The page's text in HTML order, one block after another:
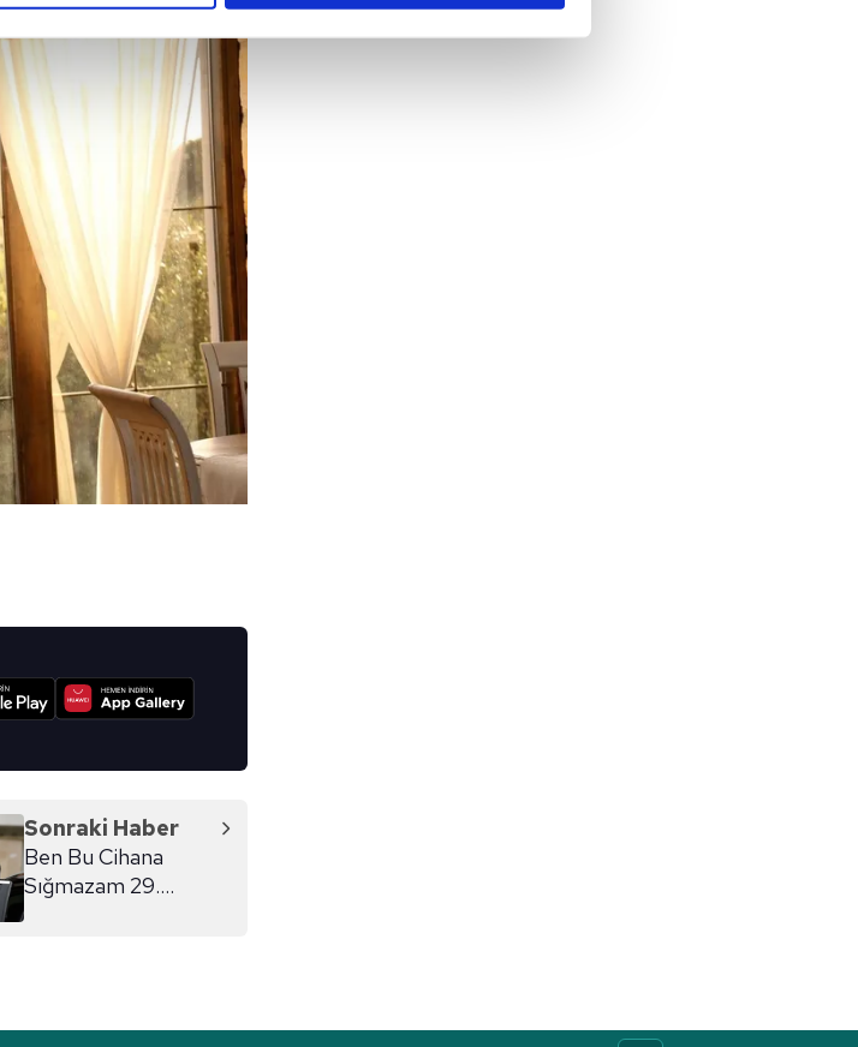
kullanıcılara hedefli reklamlar gösterilmeyecektir."
kendimize ve üçüncü kişilere ait çerezler kullanılmaktadır. Bu
gerekli olan çerezler bilgi toplumu hizmetlerinin sunulması
kılınması ve kişiselleştirilmesi ve sizlere yönelik
olarak açık rızanız dahilinde kullanılacaktır.
belirleyebilirsiniz. Çerezlere ilişkin detaylı bilgi için Ayarlar
edebilirsiniz.
Aydınlatma Metnimizi okumak ve sitemizde ilgili
için lütfentıklayınız.
Sonraki Haber
Ben Bu Cihana
Sığmazam 29.